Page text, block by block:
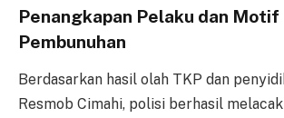
Penangkapan Pelaku dan Motif
Pembunuhan
Berdasarkan hasil olah TKP dan
Resmob Cimahi, polisi berhasil